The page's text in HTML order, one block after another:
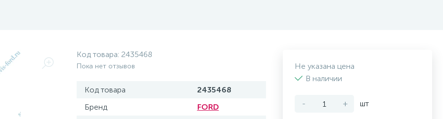
Код товара: 2435468
Пока нет отзывов
Код товара
2435468
Бренд
FORD
Не указана цена
В наличии
- + шт